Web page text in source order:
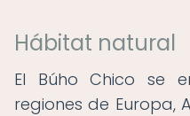
Hábitat natural
El Búho Chico se
regiones de Europa,